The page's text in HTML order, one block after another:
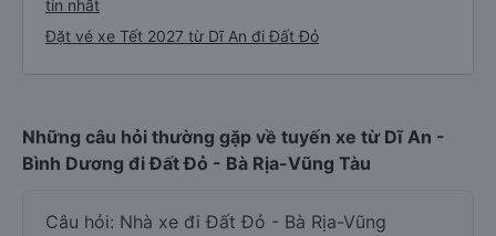
tín nhất
Đặt vé xe Tết 2027 từ Dĩ An đi Đất Đỏ
Những câu hỏi thường gặp về tuyến xe từ Dĩ An -
Bình Dương đi Đất Đỏ - Bà Rịa-Vũng Tàu
Câu hỏi: Nhà xe đi Đất Đỏ - Bà Rịa-Vũng